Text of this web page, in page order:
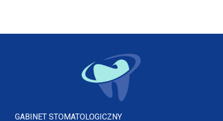
GABINET STOMATOLOGICZNY